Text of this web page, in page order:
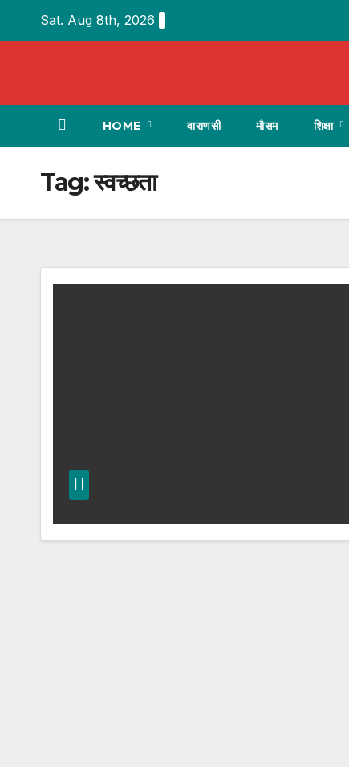
Sat. Aug 8th, 2026
HOME वाराणसी मौसम शिक्षा
Tag:स्वच्छता